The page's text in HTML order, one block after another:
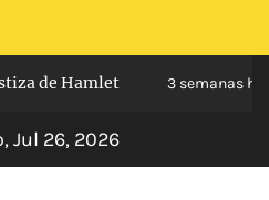
de Hamlet 3 semanas
Jul 26, 2026